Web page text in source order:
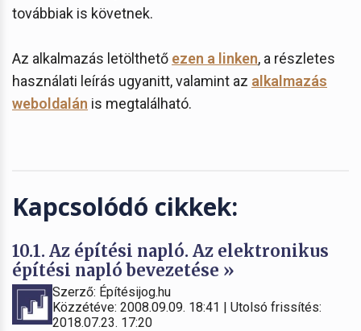
továbbiak is követnek.
Az alkalmazás letölthető ezen a linken, a részletes
használati leírás ugyanitt, valamint az alkalmazás
weboldalán is megtalálható.
Kapcsolódó cikkek:
10.1. Az építési napló. Az elektronikus
építési napló bevezetése »
Szerző: Építésijog.hu
Közzétéve: 2008.09.09. 18:41 | Utolsó frissítés:
2018.07.23. 17:20